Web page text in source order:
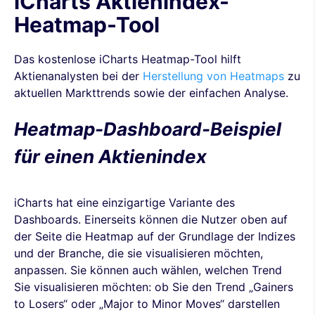
Heatmap-Tool
Das kostenlose iCharts Heatmap-Tool hilft
Aktienanalysten bei der Herstellung von Heatmaps zu
aktuellen Markttrends sowie der einfachen Analyse.
Heatmap-Dashboard-Beispiel
für einen Aktienindex
iCharts hat eine einzigartige Variante des
Dashboards. Einerseits können die Nutzer oben auf
der Seite die Heatmap auf der Grundlage der Indizes
und der Branche, die sie visualisieren möchten,
anpassen. Sie können auch wählen, welchen Trend
Sie visualisieren möchten: ob Sie den Trend „Gainers
to Losers“ oder „Major to Minor Moves“ darstellen